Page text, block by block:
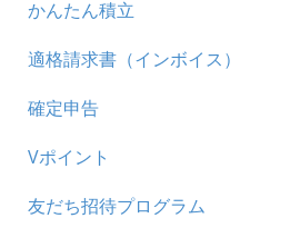
かんたん積立
適格請求書（インボイス）
確定申告
Vポイント
友だち招待プログラム